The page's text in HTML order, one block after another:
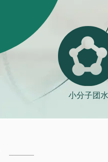
小分子团水